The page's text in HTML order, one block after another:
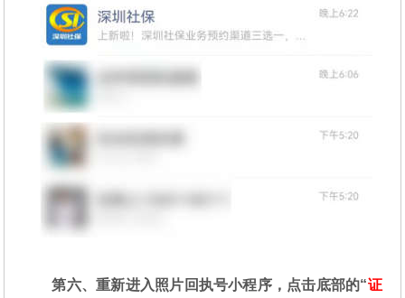
第六、重新进入照片回执号小程序，点击底部的“证